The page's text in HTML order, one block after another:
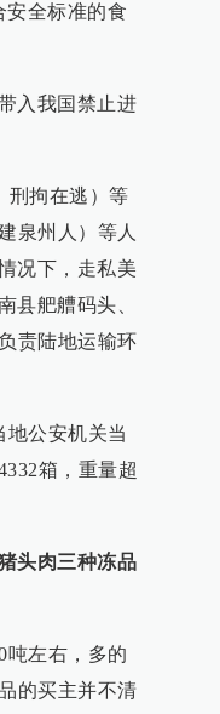
安全标准的食
入我国禁止进
刑拘在逃）等
泉州人）等人
况下，走私美
县舥艚码头、
责陆地运输环
公安机关当
箱，重量超
头肉三种冻品
吨左右，多的
的买主并不清